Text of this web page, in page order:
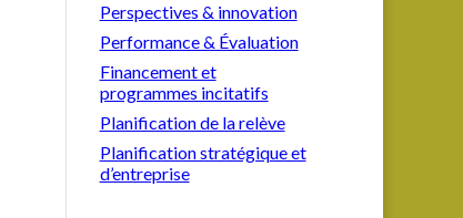
Perspectives & innovation
Performance & Évaluation
Financement et
programmes incitatifs
Planification de la relève
Planification stratégique et
d’entreprise